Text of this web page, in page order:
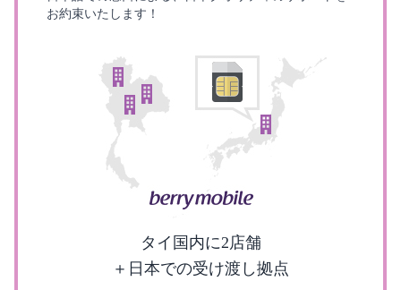
お約束いたします！
タイ国内に2店舗
＋日本での受け渡し拠点